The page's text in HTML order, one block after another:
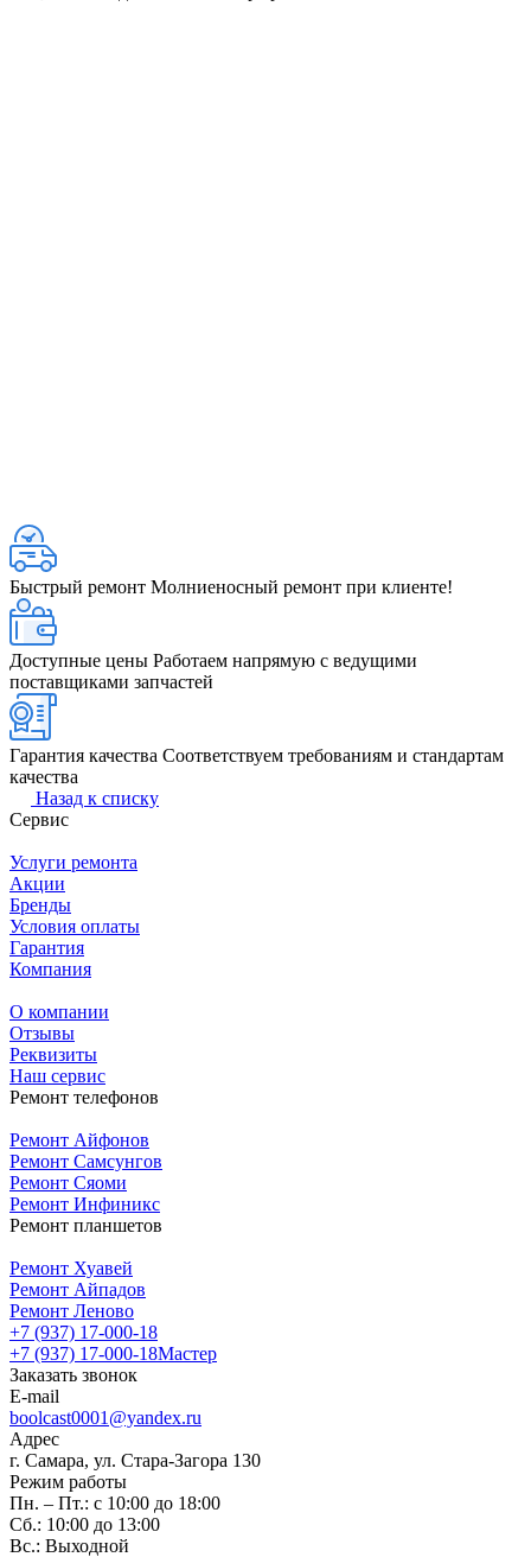
Быстрый ремонт Молниеносный ремонт при клиенте!
Доступные цены Работаем напрямую с ведущими
поставщиками запчастей
Гарантия качества Соответствуем требованиям и стандартам
качества
Назад к списку
Сервис
Услуги ремонта
Акции
Бренды
Условия оплаты
Гарантия
Компания
О компании
Отзывы
Реквизиты
Наш сервис
Ремонт телефонов
Ремонт Айфонов
Ремонт Самсунгов
Ремонт Сяоми
Ремонт Инфиникс
Ремонт планшетов
Ремонт Хуавей
Ремонт Айпадов
Ремонт Леново
+7 (937) 17-000-18
+7 (937) 17-000-18Мастер
Заказать звонок
E-mail
boolcast0001@yandex.ru
Адрес
г. Самара, ул. Стара-Загора 130
Режим работы
Пн. – Пт.: с 10:00 до 18:00
Сб.: 10:00 до 13:00
Вс.: Выходной